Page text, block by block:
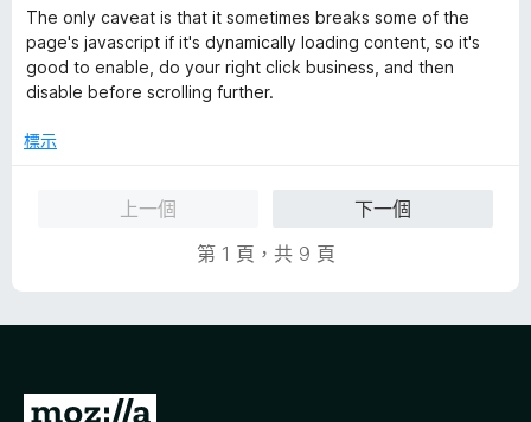
分
5
分
The only caveat is that it sometimes breaks some of the
page's javascript if it's dynamically loading content, so it's
good to enable, do your right click business, and then
disable before scrolling further.
標示
上一個
下一個
第 1 頁，共 9 頁
前